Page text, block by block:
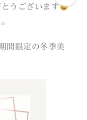
うございます
間限定の冬季美